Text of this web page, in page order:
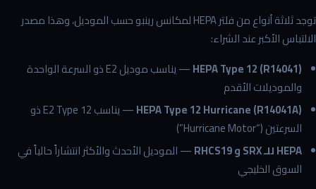
توجد ثلاثة أنواع من فلتر HEPA لمكانس رينبو حسب الموديل، وهذا مصدر
الالتباس الأكبر عند الشراء:
HEPA Type 12 (R14041)
— يناسب موديل E2 ذو السرعة الواحدة
والموديلات الأقدم
HEPA Type 12 Hurricane (R14041A)
— يناسب E2 Type 12 ذو
السرعتين (“Hurricane Motor”)
HEPA للـ SRX و RHCS19
— الموديل الأحدث والأكثر انتشاراً حالياً في
السوق الخليجي